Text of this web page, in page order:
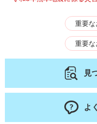
重要
重要
見
よ